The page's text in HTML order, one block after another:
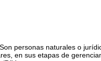
personas naturales o
en sus etapas de